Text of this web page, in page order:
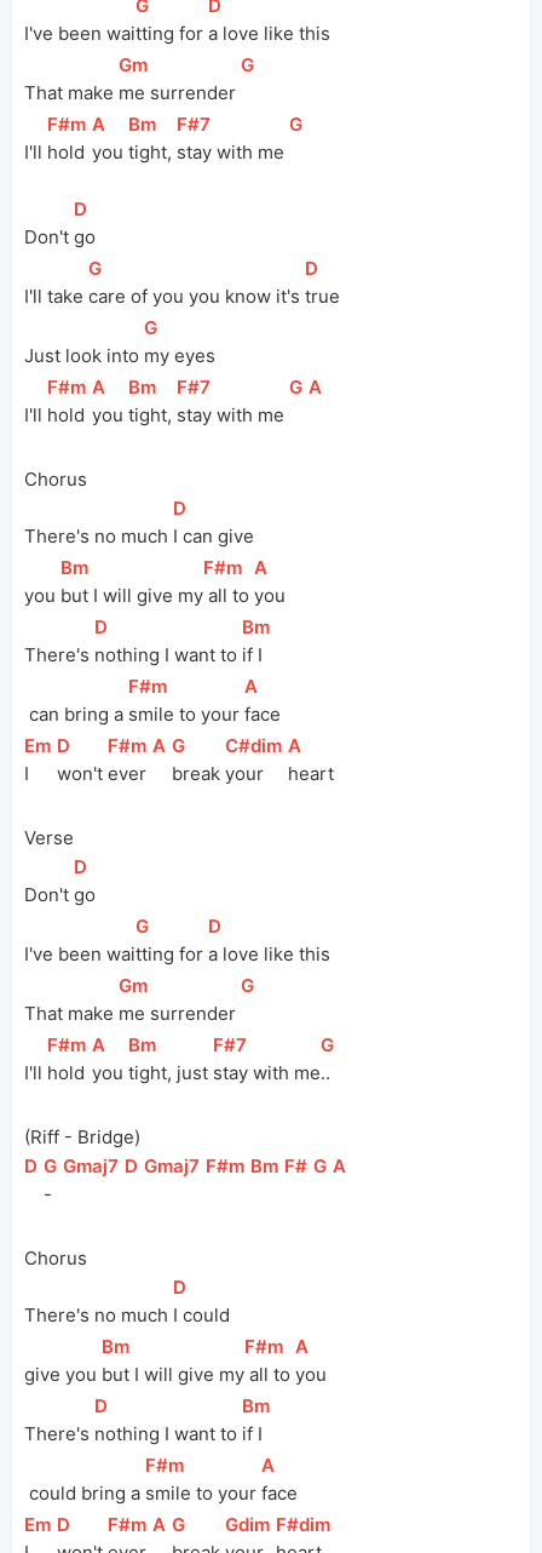
I've been wai
[
G
tting for
[D
a love like this
That make
[
Gm
me surrender
[
G
I'll
[F#m ]
hold
[
A
you
[Bm
tight,
[F#7
stay with me
[
G
Don't
[D
go
I'll take
[
G
care of you you know it's
[D
true
Just look into
[
G
my eyes
I'll
[F#m ]
hold
[
A
you
[Bm
tight,
[F#7
stay with me
[
G ]
[
A
Chorus
There's no much
[D
I can give
you
[Bm
but I will give my
[F#m
all to
[
A
you
There's
[D
nothing I want to
[Bm
if I
can bring a
[F#m
smile to your
[
A
face
[Em ]
I
[D
won't
[F#m ]
ever
[
A ]
[
G
break
[
C#dim ]
your
[
A
heart
Verse
Don't
[D
go
I've been wai
[
G
tting for
[D
a love like this
That make
[
Gm
me surrender
[
G
I'll
[F#m ]
hold
[
A
you
[Bm
tight, just
[F#7
stay with me
[
G
..
(Riff - Bridge)
[D ]
[
G ]
-
[
Gmaj7 ][D ]
[
Gmaj7 ][F#m ][Bm ][F# ]
[
G ]
[
A
Chorus
There's no much
[D
I could
give you
[Bm
but I will give my
[F#m
all to
[
A
you
There's
[D
nothing I want to
[Bm
if I
could bring a
[F#m
smile to your
[
A
face
[Em ][D [F#m ]
[
A ]
[
G [
Gdim ][F#dim